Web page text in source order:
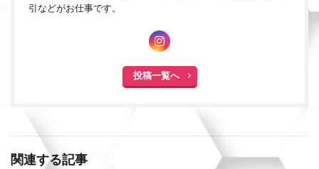
引などがお仕事です。
投稿一覧へ
関連する記事